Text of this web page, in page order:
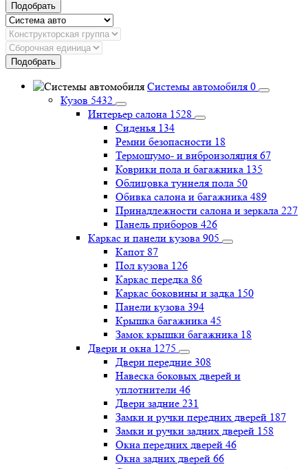
Подобрать
Подобрать
Системы автомобиля 0
Кузов 5432
Интерьер салона 1528
Сиденья 134
Ремни безопасности 18
Термошумо- и виброизоляция 67
Коврики пола и багажника 135
Облицовка туннеля пола 50
Обивка салона и багажника 489
Принадлежности салона и зеркала 227
Панель приборов 426
Каркас и панели кузова 905
Капот 87
Пол кузова 126
Каркас передка 86
Каркас боковины и задка 150
Панели кузова 394
Крышка багажника 45
Замок крышки багажника 18
Двери и окна 1275
Двери передние 308
Навеска боковых дверей и
уплотнители 46
Двери задние 231
Замки и ручки передних дверей 187
Замки и ручки задних дверей 158
Окна передних дверей 46
Окна задних дверей 66